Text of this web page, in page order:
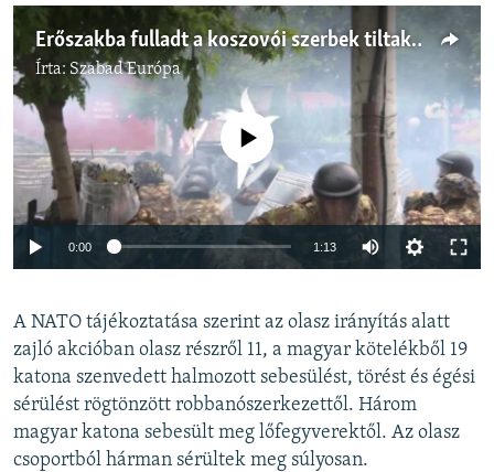
Erőszakba fulladt a koszovói szerbek tiltakozása, magyar békefenntartók is megsérültek
Írta: Szabad Európa
Auto 240p 360p 480p
720p 1080p
Jelenleg nincs elérhető tartalom
0:00 1:13
360p
480p
720p
1080p
A NATO tájékoztatása szerint az olasz irányítás alatt
zajló akcióban olasz részről 11, a magyar kötelékből 19
katona szenvedett halmozott sebesülést, törést és égési
sérülést rögtönzött robbanószerkezettől. Három
magyar katona sebesült meg lőfegyverektől. Az olasz
csoportból hárman sérültek meg súlyosan.